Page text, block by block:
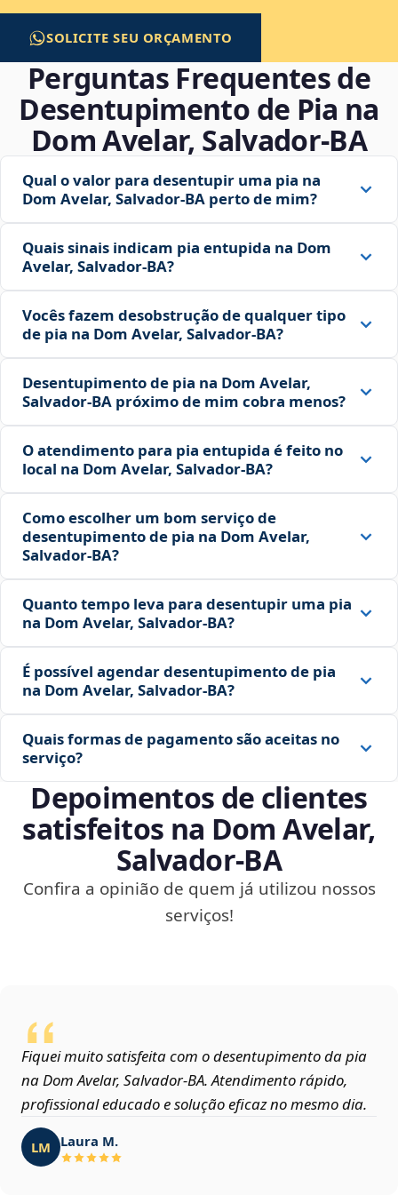
SOLICITE SEU ORÇAMENTO
Perguntas Frequentes de
Desentupimento de Pia na
Dom Avelar, Salvador‑BA
Qual o valor para desentupir uma pia na
Dom Avelar, Salvador‑BA perto de mim?
Quais sinais indicam pia entupida na Dom
Avelar, Salvador‑BA?
Vocês fazem desobstrução de qualquer tipo
de pia na Dom Avelar, Salvador‑BA?
Desentupimento de pia na Dom Avelar,
Salvador‑BA próximo de mim cobra menos?
O atendimento para pia entupida é feito no
local na Dom Avelar, Salvador‑BA?
Como escolher um bom serviço de
desentupimento de pia na Dom Avelar,
Salvador‑BA?
Quanto tempo leva para desentupir uma pia
na Dom Avelar, Salvador‑BA?
É possível agendar desentupimento de pia
na Dom Avelar, Salvador‑BA?
Quais formas de pagamento são aceitas no
serviço?
Depoimentos de clientes
satisfeitos na Dom Avelar,
Salvador‑BA
Confira a opinião de quem já utilizou nossos
serviços!
Fiquei muito satisfeita com o desentupimento da pia
na Dom Avelar, Salvador‑BA. Atendimento rápido,
profissional educado e solução eficaz no mesmo dia.
LM Laura M.